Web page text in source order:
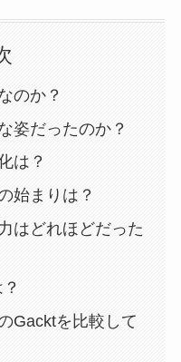
のか？
姿だったのか？
は？
始まりは？
はどれほどだった
Gacktを比較して